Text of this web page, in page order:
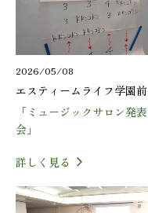
2026/05/08
エスティームライフ学園前
「ミュージックサロン発表
会」
詳しく見る